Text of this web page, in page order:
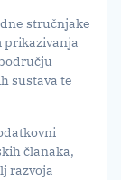
stručnjake
prikazivanja
sustava te
članaka,
razvoja